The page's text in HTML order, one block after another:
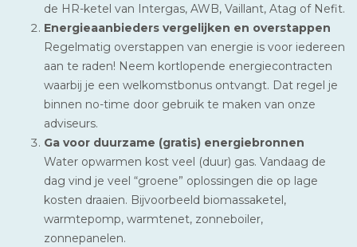
de HR-ketel van Intergas, AWB, Vaillant, Atag of Nefit.
Energieaanbieders vergelijken en overstappen
Regelmatig overstappen van energie is voor iedereen
aan te raden! Neem kortlopende energiecontracten
waarbij je een welkomstbonus ontvangt. Dat regel je
binnen no-time door gebruik te maken van onze
adviseurs.
Ga voor duurzame (gratis) energiebronnen
Water opwarmen kost veel (duur) gas. Vandaag de
dag vind je veel “groene” oplossingen die op lage
kosten draaien. Bijvoorbeeld biomassaketel,
warmtepomp, warmtenet, zonneboiler,
zonnepanelen.